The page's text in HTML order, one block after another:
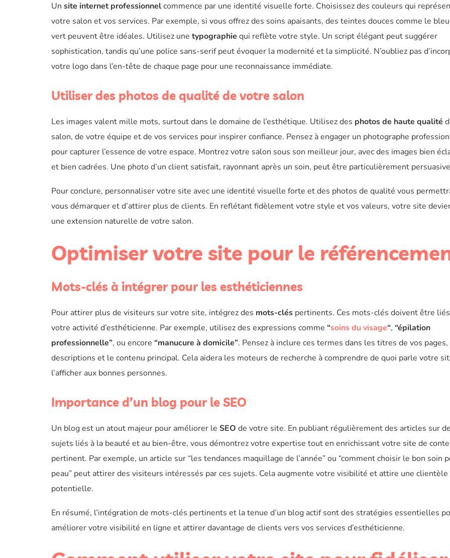
Un site internet professionnelcommence par une identité visuelle forte. Choisissez des couleurs qui
votre salon et vos services. Par exemple, si vous offrez des soins apaisants, des teintes douces comme le
vert peuvent être idéales. Utilisez une typographie qui reflète votre style. Un script élégant peut suggérer
sophistication, tandis qu’une police sans-serif peut évoquer la modernité et la simplicité. N’oubliez pas
votre logo dans l’en-tête de chaque page pour une reconnaissance immédiate.
Utiliser des photos de qualité de votre salon
Les images valent mille mots, surtout dans le domaine de l’esthétique. Utilisez des photos de haute qualité
salon, de votre équipe et de vos services pour inspirer confiance. Pensez à engager un photographe
pour capturer l’essence de votre espace. Montrez votre salon sous son meilleur jour, avec des images bien
et bien cadrées. Une photo d’un client satisfait, rayonnant après un soin, peut être particulièrement
Pour conclure, personnaliser votre site avec une identité visuelle forte et des photos de qualité vous
vous démarquer et d’attirer plus de clients. En reflétant fidèlement votre style et vos valeurs, votre site
une extension naturelle de votre salon.
Optimiser votre site pour le
Mots-clés à intégrer pour les esthéticiennes
Pour attirer plus de visiteurs sur votre site, intégrez des mots-clés pertinents. Ces mots-clés doivent être
votre activité d’esthéticienne. Par exemple, utilisez des expressions comme “soins du visage“, “épilation
professionnelle”, ou encore “manucure à domicile”. Pensez à inclure ces termes dans les titres de vos
descriptions et le contenu principal. Cela aidera les moteurs de recherche à comprendre de quoi parle votre
l’afficher aux bonnes personnes.
Importance d’un blog pour le SEO
Un blog est un atout majeur pour améliorer le SEO de votre site. En publiant régulièrement des articles sur
sujets liés à la beauté et au bien-être, vous démontrez votre expertise tout en enrichissant votre site de
pertinent. Par exemple, un article sur “les tendances maquillage de l’année” ou “comment choisir le bon soin
peau” peut attirer des visiteurs intéressés par ces sujets. Cela augmente votre visibilité et attire une clientèle
potentielle.
En résumé, l’intégration de mots-clés pertinents et la tenue d’un blog actif sont des stratégies essentielles
améliorer votre visibilité en ligne et attirer davantage de clients vers vos services d’esthéticienne.